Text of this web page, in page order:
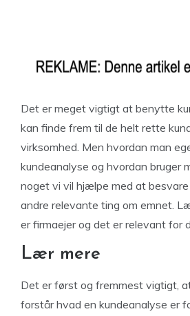
Det er meget vigtigt at benytte
kan finde frem til de helt rette
virksomhed. Men hvordan man
kundeanalyse og hvordan bruger
noget vi vil hjælpe med at
andre relevante ting om emnet.
er firmaejer og det er relevant for
Lær mere
Det er først og fremmest vigtigt,
forstår hvad en kundeanalyse er